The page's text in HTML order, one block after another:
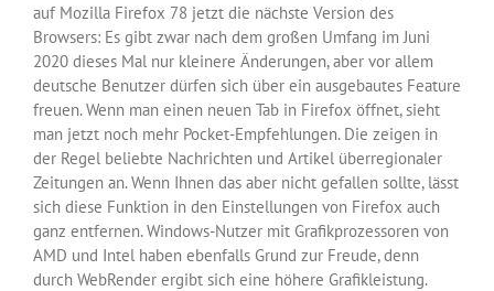
auf Mozilla Firefox 78 jetzt die nächste Version des
Browsers: Es gibt zwar nach dem großen Umfang im Juni
2020 dieses Mal nur kleinere Änderungen, aber vor allem
deutsche Benutzer dürfen sich über ein ausgebautes Feature
freuen. Wenn man einen neuen Tab in Firefox öffnet, sieht
man jetzt noch mehr Pocket-Empfehlungen. Die zeigen in
der Regel beliebte Nachrichten und Artikel überregionaler
Zeitungen an. Wenn Ihnen das aber nicht gefallen sollte, lässt
sich diese Funktion in den Einstellungen von Firefox auch
ganz entfernen. Windows-Nutzer mit Grafikprozessoren von
AMD und Intel haben ebenfalls Grund zur Freude, denn
durch WebRender ergibt sich eine höhere Grafikleistung.